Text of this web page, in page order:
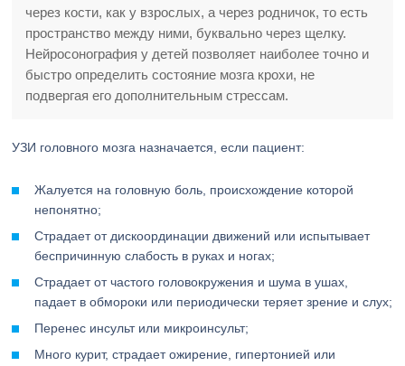
через кости, как у взрослых, а через родничок, то есть
пространство между ними, буквально через щелку.
Нейросонография у детей позволяет наиболее точно и
быстро определить состояние мозга крохи, не
подвергая его дополнительным стрессам.
УЗИ головного мозга назначается, если пациент:
Жалуется на головную боль, происхождение которой
непонятно;
Страдает от дискоординации движений или испытывает
беспричинную слабость в руках и ногах;
Страдает от частого головокружения и шума в ушах,
падает в обмороки или периодически теряет зрение и слух;
Перенес инсульт или микроинсульт;
Много курит, страдает ожирение, гипертонией или